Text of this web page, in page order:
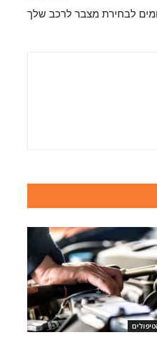
לבחירת מצבר לרכב שלך